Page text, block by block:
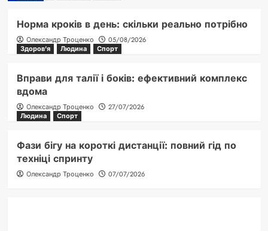
Норма кроків в день: скільки реально потрібно
Олександр Троценко
05/08/2026
Здоров'я
Людина Спорт
Вправи для талії і боків: ефективний комплекс
вдома
Олександр Троценко
27/07/2026
Людина
Спорт
Фази бігу на короткі дистанції: повний гід по
техніці спринту
Олександр Троценко 07/07/2026